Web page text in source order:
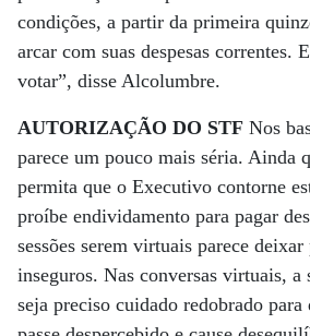
condições, a partir da primeira
arcar com suas despesas correntes.
votar”, disse Alcolumbre.
AUTORIZAÇÃO DO STF Nos
parece um pouco mais séria. Ainda
permita que o Executivo contorne
proíbe endividamento para pagar
sessões serem virtuais parece deixar
inseguros. Nas conversas virtuais, a
seja preciso cuidado redobrado